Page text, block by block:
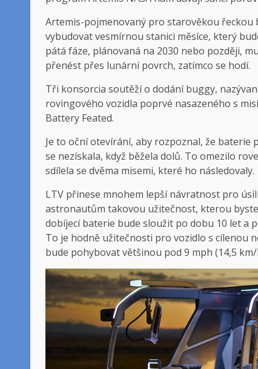
Artemis-pojmenovaný pro starověkou řeckou
vybudovat vesmírnou stanici měsíce, který
pátá fáze, plánovaná na 2030 nebo později,
přenést přes lunární povrch, zatímco se hodí.
Tři konsorcia soutěží o dodání buggy,
rovingového vozidla poprvé nasazeného s
Battery Feated.
Je to oční otevírání, aby rozpoznal, že
se nezískala, když běžela dolů. To omezilo
sdílela se dvěma misemi, které ho následovaly.
LTV přinese mnohem lepší návratnost pro
astronautům takovou užitečnost, kterou
dobíjecí baterie bude sloužit po dobu 10 let a
To je hodně užitečnosti pro vozidlo s cílenou
bude pohybovat většinou pod 9 mph (14,5